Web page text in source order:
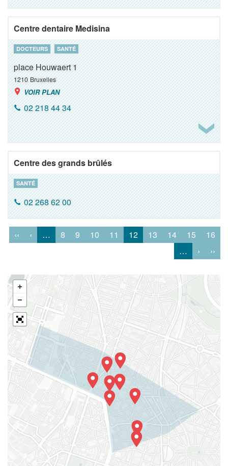
Centre dentaire Medisina
DOCTEURS SANTÉ
place Houwaert 1
1210 Bruxelles
VOIR PLAN
02 218 44 34
Centre des grands brûlés
SANTÉ
02 268 62 00
‹‹ ‹ … 8 9 10 11 12 13 14 15
16
…
› ››